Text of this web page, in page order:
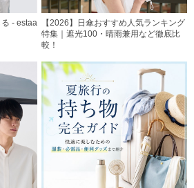
る - estaa
【2026】日傘おすすめ人気ランキング
特集｜遮光100・晴雨兼用など徹底比
較！